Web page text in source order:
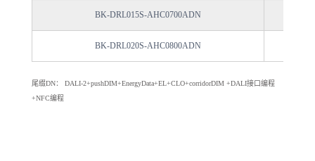
BK-DRL015S-AHC0700ADN
BK-DRL020S-AHC0800ADN
尾缀DN： DALI-2+pushDIM+EnergyData+EL+CLO+corridorDIM +DALI接⼝编程
+NFC编程